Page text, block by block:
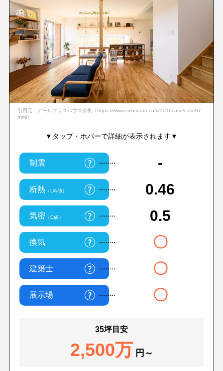
引用元：アールプラスハウス奈良（https://www.r-plusnara.com/5010case/case07.
html）
▼タップ・ホバーで詳細が表示されます▼
制震 -
断熱（UA値） 0.46
気密（C値） 0.5
換気 〇
建築士 〇
展示場 〇
35坪目安
2,500万 円～